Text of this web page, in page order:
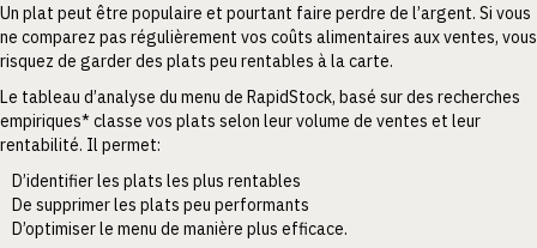
Un plat peut être populaire et pourtant faire perdre de l’argent. Si vous
ne comparez pas régulièrement vos coûts alimentaires aux ventes, vous
risquez de garder des plats peu rentables à la carte.
Le tableau d’analyse du menu de RapidStock, basé sur des recherches
empiriques* classe vos plats selon leur volume de ventes et leur
rentabilité. Il permet:
D’identifier les plats les plus rentables
De supprimer les plats peu performants
D’optimiser le menu de manière plus efficace.